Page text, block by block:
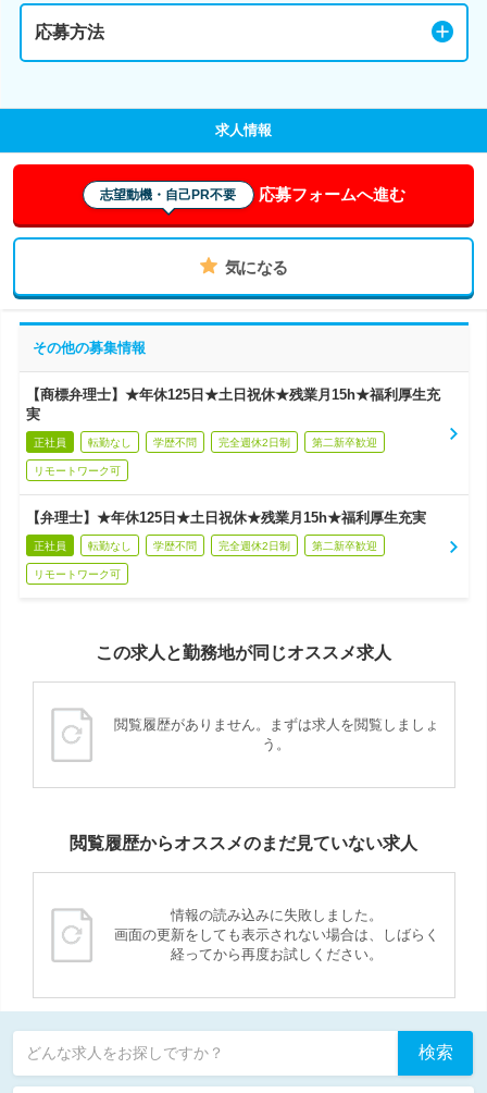
応募方法
求人情報
志望動機・自己PR不要 応募フォームへ進む
気になる
その他の募集情報
【商標弁理士】★年休125日★土日祝休★残業月15h★福利厚生充
実
正社員 転勤なし 学歴不問 完全週休2日制 第二新卒歓迎
リモートワーク可
【弁理士】★年休125日★土日祝休★残業月15h★福利厚生充実
正社員 転勤なし 学歴不問 完全週休2日制 第二新卒歓迎
リモートワーク可
この求人と勤務地が同じオススメ求人
閲覧履歴がありません。まずは求人を閲覧しましょ
う。
閲覧履歴からオススメのまだ見ていない求人
情報の読み込みに失敗しました。
画面の更新をしても表示されない場合は、しばらく
経ってから再度お試しください。
どんな求人をお探しですか？ 検索